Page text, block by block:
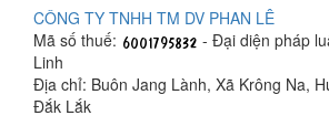
CÔNG TY TNHH TM DV PHAN LÊ
Mã số thuế:
- Đại diện pháp
Linh
Địa chỉ: Buôn Jang Lành, Xã Krông Na,
Đắk Lắk